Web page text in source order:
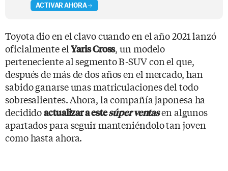
ACTIVAR AHORA
Toyota dio en el clavo cuando en el año 2021 lanzó
oficialmente elYaris Cross, un modelo
perteneciente al segmento B-SUV con el que,
después de más de dos años en el mercado, han
sabido ganarse unas matriculaciones del todo
sobresalientes. Ahora, la compañía japonesa ha
decididoactualizar a estesúper ventasen algunos
apartados para seguir manteniéndolo tan joven
como hasta ahora.